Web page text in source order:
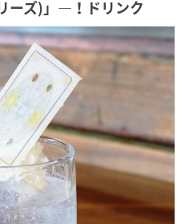
ーズ)」―！ドリンク